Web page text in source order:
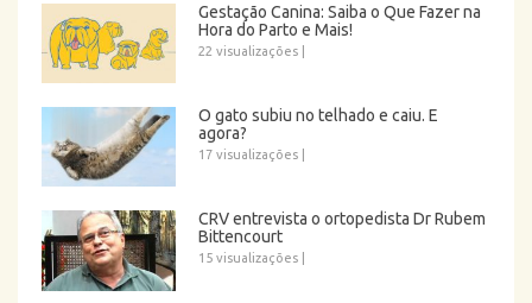
Gestação Canina: Saiba o Que Fazer na
Hora do Parto e Mais!
22 visualizações
O gato subiu no telhado e caiu. E
agora?
17 visualizações
CRV entrevista o ortopedista Dr Rubem
Bittencourt
15 visualizações